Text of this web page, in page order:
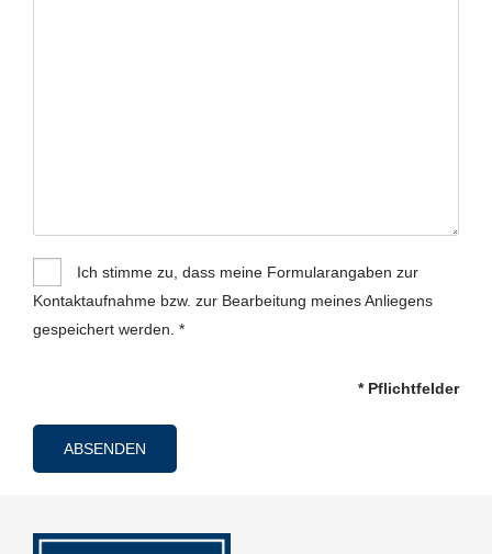
Ich stimme zu, dass meine Formularangaben zur
Kontaktaufnahme bzw. zur Bearbeitung meines Anliegens
gespeichert werden. *
* Pflichtfelder